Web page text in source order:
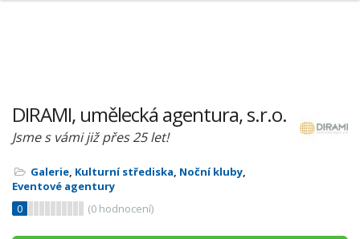
DIRAMI, umělecká agentura, s.r.o.
Jsme s vámi již přes 25 let!
Galerie, Kulturní střediska, Noční kluby,
Eventové agentury
0
(0 hodnocení)